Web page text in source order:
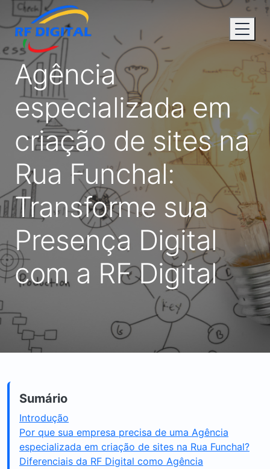
Agência
especializada em
criação de sites na
Rua Funchal:
Transforme sua
Presença Digital
com a RF Digital
Sumário
Introdução
Por que sua empresa precisa de uma Agência
especializada em criação de sites na Rua Funchal?
Diferenciais da RF Digital como Agência